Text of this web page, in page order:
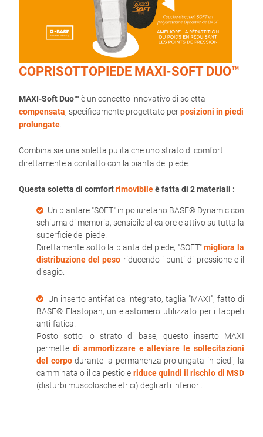
COPRISOTTOPIEDE MAXI-SOFT DUO™
MAXI-Soft Duo™ è un concetto innovativo di soletta
compensata, specificamente progettato perposizioni in piedi
prolungate.
Combina sia una soletta pulita che uno strato di comfort
direttamente a contatto con la pianta del piede.
Questa soletta di comfortrimovibileè fatta di 2 materiali :
Un plantare "SOFT" in poliuretano BASF® Dynamic con
schiuma di memoria, sensibile al calore e attivo su tutta la
superficie del piede.
Direttamente sotto la pianta del piede, "SOFT"migliora la
distribuzione del peso riducendo i punti di pressione e il
disagio.
Un inserto anti-fatica integrato, taglia "MAXI", fatto di
BASF® Elastopan, un elastomero utilizzato per i tappeti
anti-fatica.
Posto sotto lo strato di base, questo inserto MAXI
permette di ammortizzare e alleviare le sollecitazioni
del corpodurante la permanenza prolungata in piedi, la
camminata o il calpestio e riduce quindi il rischio di MSD
(disturbi muscoloscheletrici) degli arti inferiori.